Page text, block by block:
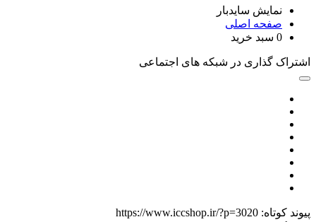
نمایش سایدبار
صفحه اصلی
0 سبد خرید
اشتراک گذاری در شبکه های اجتماعی
پیوند کوتاه: https://www.iccshop.ir/?p=3020